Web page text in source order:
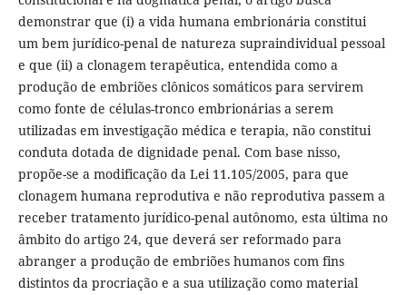
demonstrar que (i) a vida humana embrionária constitui
um bem jurídico-penal de natureza supraindividual pessoal
e que (ii) a clonagem terapêutica, entendida como a
produção de embriões clônicos somáticos para servirem
como fonte de células-tronco embrionárias a serem
utilizadas em investigação médica e terapia, não constitui
conduta dotada de dignidade penal. Com base nisso,
propõe-se a modificação da Lei 11.105/2005, para que
clonagem humana reprodutiva e não reprodutiva passem a
receber tratamento jurídico-penal autônomo, esta última no
âmbito do artigo 24, que deverá ser reformado para
abranger a produção de embriões humanos com fins
distintos da procriação e a sua utilização como material